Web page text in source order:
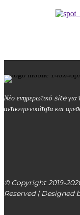
Νέο ενημερωτικό site για
αντικειμενικότητα και
© Copyright 2019-
Reserved | Designed